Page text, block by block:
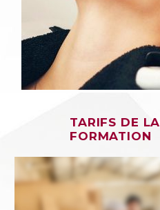
TARIFS DE LA
FORMATION